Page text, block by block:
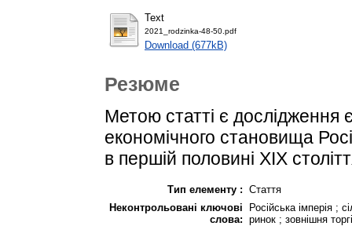
Text
2021_rodzinkа-48-50.pdf
Download (677kB)
Резюме
Метою статті є дослідження
економічного становища
в першій половині XIX
Тип елементу : Стаття
Неконтрольовані ключові
слова:
Російська імперія ;
ринок ; зовнішня